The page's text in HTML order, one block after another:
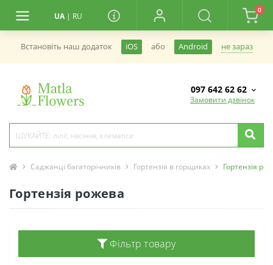
UA | RU
0
Встановiть наш додаток iOS або Android не зараз
097 642 62 62
Замовити дзвінок
Саджанці багаторічників Гортензія в горщиках Гортензія
Гортензія рожева
Фільтр товару